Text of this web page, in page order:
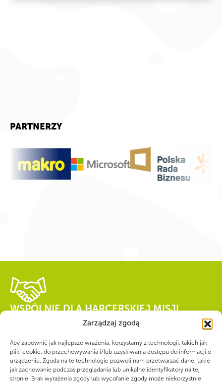
Zarządzaj zgodą
Aby zapewnić jak najlepsze wrażenia, korzystamy z technologii, takich jak
pliki cookie, do przechowywania i/lub uzyskiwania dostępu do informacji o
urządzeniu. Zgoda na te technologie pozwoli nam przetwarzać dane, takie
jak zachowanie podczas przeglądania lub unikalne identyfikatory na tej
stronie. Brak wyrażenia zgody lub wycofanie zgody może niekorzystnie
PARTNERZY
WSPÓLNIE DLA HARCERSKIEJ MISJI
Twoje wsparcie, nasza
siła!
Numer konta do darowizn na rzecz ZHP